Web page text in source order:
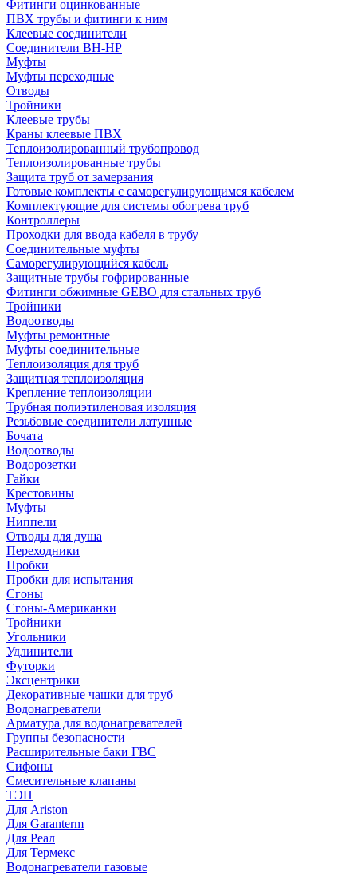
Фитинги оцинкованные
ПВХ трубы и фитинги к ним
Клеевые соединители
Соединители ВН-НР
Муфты
Муфты переходные
Отводы
Тройники
Клеевые трубы
Краны клеевые ПВХ
Теплоизолированный трубопровод
Теплоизолированные трубы
Защита труб от замерзания
Готовые комплекты с саморегулирующимся кабелем
Комплектующие для системы обогрева труб
Контроллеры
Проходки для ввода кабеля в трубу
Соединительные муфты
Саморегулирующийся кабель
Защитные трубы гофрированные
Фитинги обжимные GEBO для стальных труб
Тройники
Водоотводы
Муфты ремонтные
Муфты соединительные
Теплоизоляция для труб
Защитная теплоизоляция
Крепление теплоизоляции
Трубная полиэтиленовая изоляция
Резьбовые соединители латунные
Бочата
Водоотводы
Водорозетки
Гайки
Крестовины
Муфты
Ниппели
Отводы для душа
Переходники
Пробки
Пробки для испытания
Сгоны
Сгоны-Американки
Тройники
Угольники
Удлинители
Футорки
Эксцентрики
Декоративные чашки для труб
Водонагреватели
Арматура для водонагревателей
Группы безопасности
Расширительные баки ГВС
Сифоны
Смесительные клапаны
ТЭН
Для Ariston
Для Garanterm
Для Реал
Для Термекс
Водонагреватели газовые